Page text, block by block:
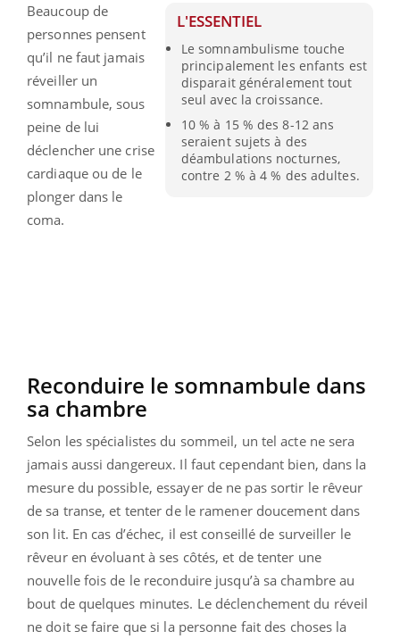
L'ESSENTIEL
Le somnambulisme touche
principalement les enfants est
disparait généralement tout
seul avec la croissance.
10 % à 15 % des 8-12 ans
seraient sujets à des
déambulations nocturnes,
contre 2 % à 4 % des adultes.
Beaucoup de
personnes pensent
qu’il ne faut jamais
réveiller un
somnambule, sous
peine de lui
déclencher une crise
cardiaque ou de le
plonger dans le
coma.
Reconduire le somnambule dans
sa chambre
Selon les spécialistes du sommeil, un tel acte ne sera
jamais aussi dangereux. Il faut cependant bien, dans la
mesure du possible, essayer de ne pas sortir le rêveur
de sa transe, et tenter de le ramener doucement dans
son lit. En cas d’échec, il est conseillé de surveiller le
rêveur en évoluant à ses côtés, et de tenter une
nouvelle fois de le reconduire jusqu’à sa chambre au
bout de quelques minutes. Le déclenchement du réveil
ne doit se faire que si la personne fait des choses la